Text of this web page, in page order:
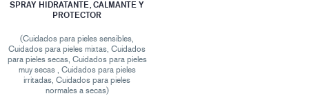
SPRAY HIDRATANTE, CALMANTE Y
PROTECTOR
(Cuidados para pieles sensibles,
Cuidados para pieles mixtas, Cuidados
para pieles secas, Cuidados para pieles
muy secas , Cuidados para pieles
irritadas, Cuidados para pieles
normales a secas)